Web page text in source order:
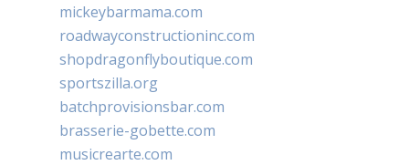
mickeybarmama.com
roadwayconstructioninc.com
shopdragonflyboutique.com
sportszilla.org
batchprovisionsbar.com
brasserie-gobette.com
musicrearte.com